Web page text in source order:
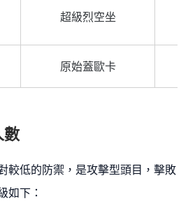
超級烈空坐
原始蓋歐卡
數
較低的防禦，是攻擊型頭目，擊敗
如下：